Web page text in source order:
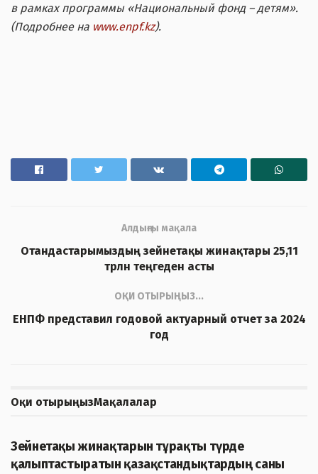
в рамках программы «Национальный фонд – детям».
(Подробнее на www.enpf.kz).
Алдыңғы мақала
Отандастарымыздың зейнетақы жинақтары 25,11
трлн теңгеден асты
ОҚИ ОТЫРЫҢЫЗ...
ЕНПФ представил годовой актуарный отчет за 2024
год
Оқи отырыңызМақалалар
Зейнетақы жинақтарын тұрақты түрде
қалыптастыратын қазақстандықтардың саны